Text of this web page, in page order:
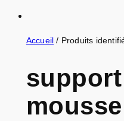
Accueil / Produits
mousse